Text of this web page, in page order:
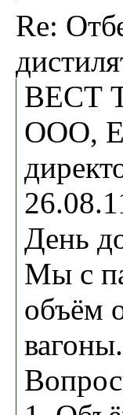
Re:
ВЕСТ
ООО,
День
Мы с
объём
вагоны.